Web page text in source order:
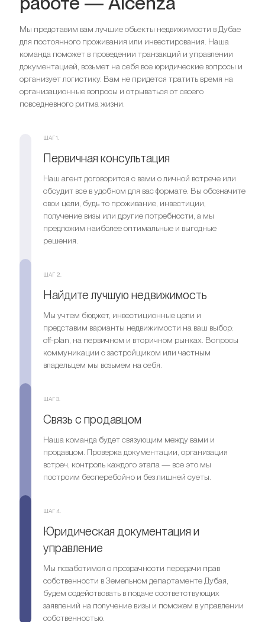
Мы представим вам лучшие объекты недвижимости в Дубае
для постоянного проживания или инвестирования. Наша
команда поможет в проведении транзакций и управлении
документацией, возьмет на себя все юридические вопросы и
организует логистику. Вам не придется тратить время на
организационные вопросы и отрываться от своего
повседневного ритма жизни.
ШАГ 1.
Первичная консультация
Наш агент договорится с вами о личной встрече или
обсудит все в удобном для вас формате. Вы обозначите
свои цели, будь то проживание, инвестиции,
получение визы или другие потребности, а мы
предложим наиболее оптимальные и выгодные
решения.
ШАГ 2.
Найдите лучшую недвижимость
Мы учтем бюджет, инвестиционные цели и
представим варианты недвижимости на ваш выбор:
off-plan, на первичном и вторичном рынках. Вопросы
коммуникации с застройщиком или частным
владельцем мы возьмем на себя.
ШАГ 3.
Связь с продавцом
Наша команда будет связующим между вами и
продавцом. Проверка документации, организация
встреч, контроль каждого этапа — все это мы
построим бесперебойно и без лишней суеты.
ШАГ 4.
Юридическая документация и
управление
Мы позаботимся о прозрачности передачи прав
собственности в Земельном департаменте Дубая,
будем содействовать в подаче соответствующих
заявлений на получение визы и поможем в управлении
собственностью.